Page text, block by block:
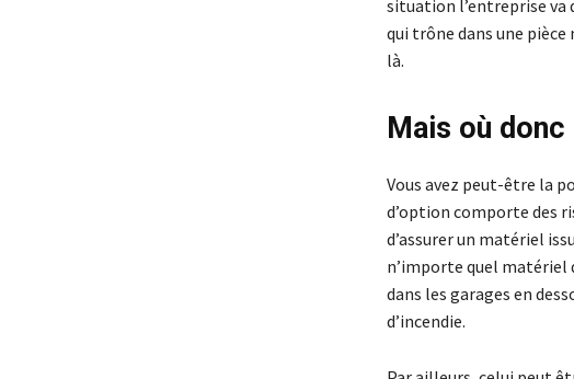
situation l’entreprise va
qui trône dans une
là.
Mais où
Vous avez peut-être la
d’option comporte des
d’assurer un matériel
n’importe quel matériel
dans les garages en
d’incendie.